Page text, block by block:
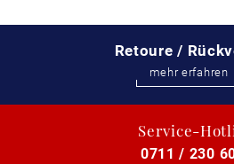
Retoure /
mehr erfahren
Service-
0711 / 230